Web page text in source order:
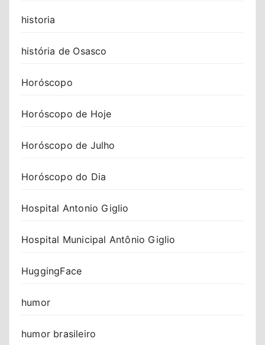
historia
história de Osasco
Horóscopo
Horóscopo de Hoje
Horóscopo de Julho
Horóscopo do Dia
Hospital Antonio Giglio
Hospital Municipal Antônio Giglio
HuggingFace
humor
humor brasileiro